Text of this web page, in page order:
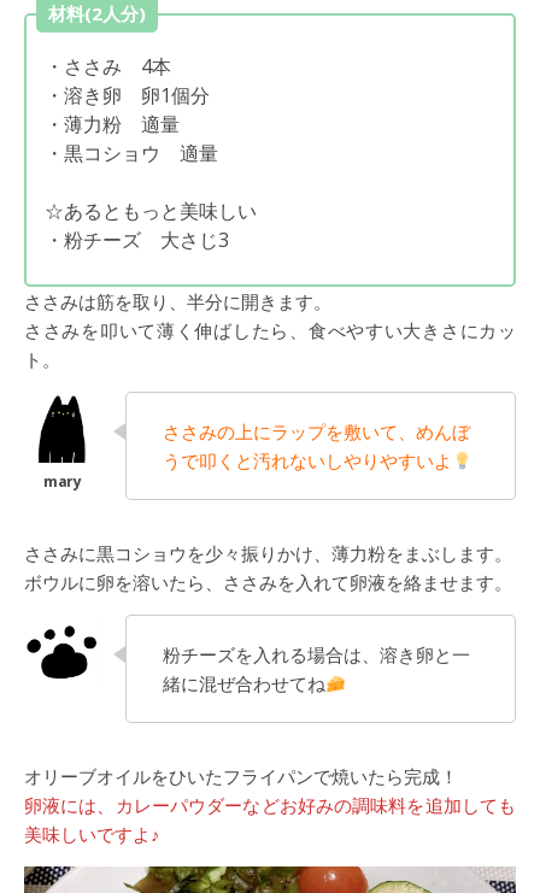
材料(2人分)
・ささみ 4本
・溶き卵 卵1個分
・薄力粉 適量
・黒コショウ 適量
☆あるともっと美味しい
・粉チーズ 大さじ3
ささみは筋を取り、半分に開きます。
ささみを叩いて薄く伸ばしたら、食べやすい大きさにカッ
ト。
ささみの上にラップを敷いて、めんぼ
うで叩くと汚れないしやりやすいよ
ささみに黒コショウを少々振りかけ、薄力粉をまぶします。
ボウルに卵を溶いたら、ささみを入れて卵液を絡ませます。
粉チーズを入れる場合は、溶き卵と一
緒に混ぜ合わせてね
オリーブオイルをひいたフライパンで焼いたら完成！
卵液には、カレーパウダーなどお好みの調味料を追加しても
美味しいですよ♪